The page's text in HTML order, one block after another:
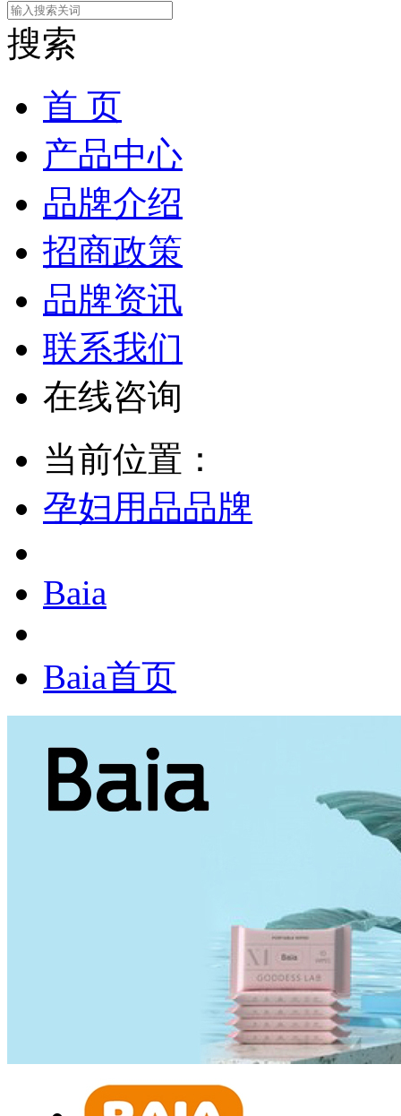
搜索
首 页
产品中心
品牌介绍
招商政策
品牌资讯
联系我们
在线咨询
当前位置：
孕妇用品品牌
Baia
Baia首页